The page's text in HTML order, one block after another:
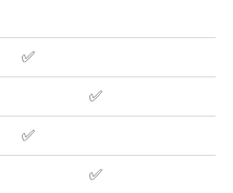
✅
✅
✅
✅